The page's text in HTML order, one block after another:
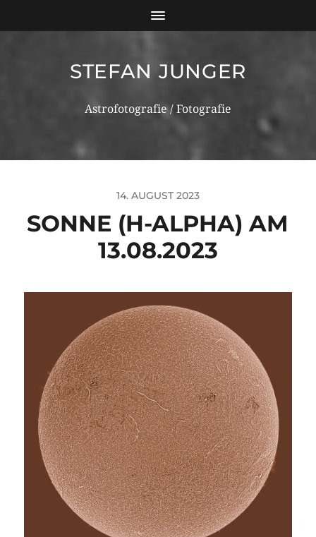
STEFAN JUNGER
Astrofotografie / Fotografie
14. AUGUST 2023
SONNE (H-ALPHA) AM
13.08.2023